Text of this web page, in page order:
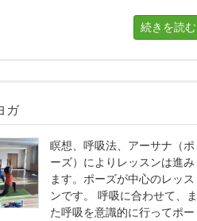
続きを読む
ガ
瞑想、呼吸法、アーサナ（ポ
ーズ）によりレッスンは進み
ます。ポーズが中心のレッス
ンです。 呼吸に合わせて、ま
た呼吸を意識的に行ってポー